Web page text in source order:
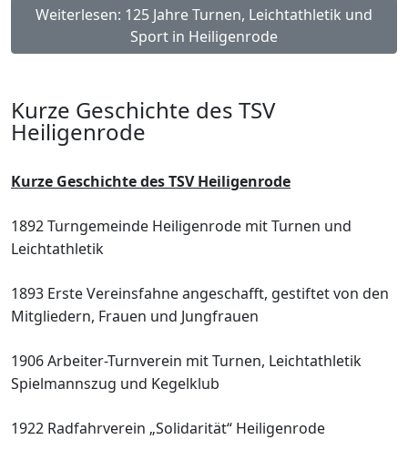
Weiterlesen: 125 Jahre Turnen, Leichtathletik und
Sport in Heiligenrode
Kurze Geschichte des TSV
Heiligenrode
Kurze Geschichte des TSVHeiligenrode
1892 Turngemeinde Heiligenrode mit Turnen und
Leichtathletik
1893 Erste Vereinsfahne angeschafft, gestiftetvon den
Mitgliedern, Frauen und Jungfrauen
1906 Arbeiter-Turnverein mit Turnen, Leichtathletik
Spielmannszug und Kegelklub
1922 Radfahrverein „Solidarität“ Heiligenrode